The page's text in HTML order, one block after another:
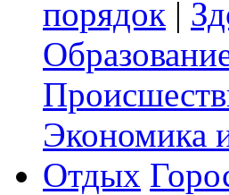
порядок |
Экономика
Отдых